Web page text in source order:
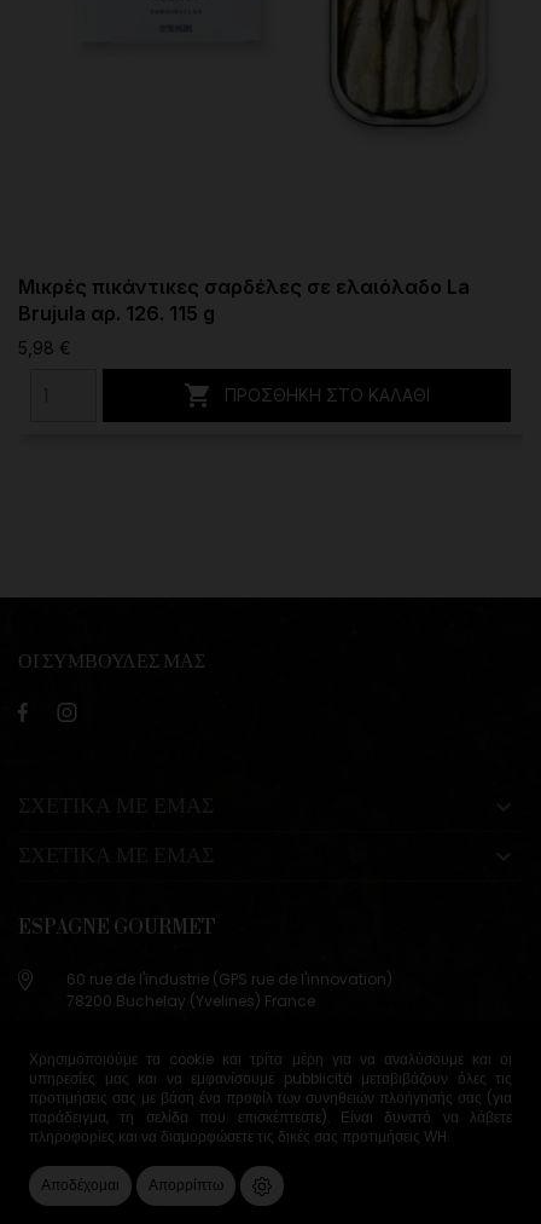
Χρησιμοποιούμε τα cookie και τρίτα μέρη για να αναλύσουμε και οι
υπηρεσίες μας και να εμφανίσουμε pubblicità μεταβιβάζουν όλες τις
προτιμήσεις σας με βάση ένα προφίλ των συνηθειών πλοήγησής σας (για
παράδειγμα, τη σελίδα που επισκέπτεστε). Είναι δυνατό να λάβετε
πληροφορίες και να διαμορφώσετε τις δικές σας προτιμήσεις WH.
Αποδέχομαι Απορρίπτω
Μικρές πικάντικες σαρδέλες σε ελαιόλαδο La
Brujula αρ. 126. 115 g
5,98 €
 ΠΡΟΣΘΉΚΗ ΣΤΟ ΚΑΛΆΘΙ
ΟΙ ΣΥΜΒΟΥΛΕΣ ΜΑΣ
ESPAGNE GOURMET
60 rue de l'industrie (GPS rue de l'innovation)
78200 Buchelay (Yvelines) France
info@espagne-gourmet.com
78200 Buchelay (Yvelines) France
Όροι Πώλησης Διαχείριση cookie